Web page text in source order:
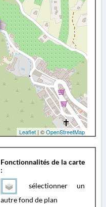
Leaflet | ©OpenStreetMap
Fonctionnalités de la carte
:
sélectionner un
autre fond de plan